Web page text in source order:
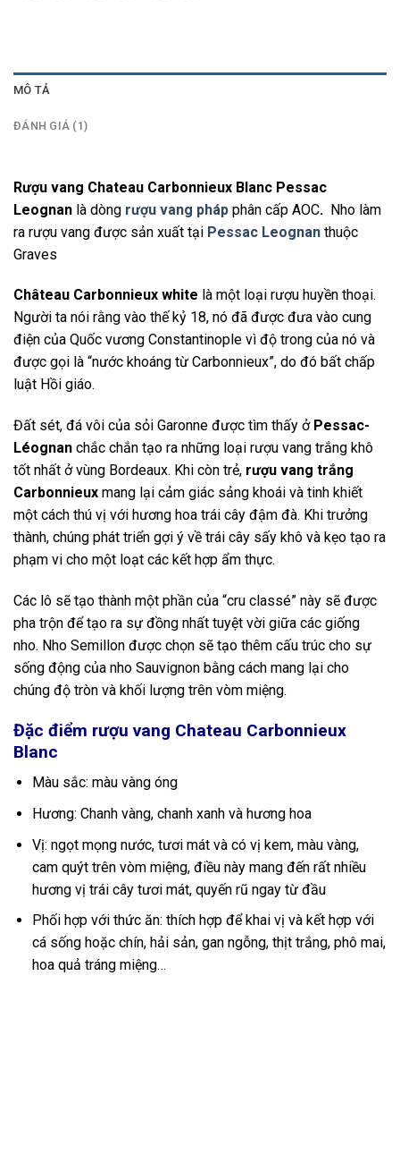
MÔ TẢ
ĐÁNH GIÁ (1)
Rượu vang Chateau Carbonnieux Blanc Pessac
Leognan là dòng rượu vang pháp phân cấp AOC. Nho làm
ra rượu vang được sản xuất tại Pessac Leognan thuộc
Graves
Château Carbonnieux white là một loại rượu huyền thoại.
Người ta nói rằng vào thế kỷ 18, nó đã được đưa vào cung
điện của Quốc vương Constantinople vì độ trong của nó và
được gọi là “nước khoáng từ Carbonnieux”, do đó bất chấp
luật Hồi giáo.
Đất sét, đá vôi của sỏi Garonne được tìm thấy ở Pessac-
Léognan chắc chắn tạo ra những loại rượu vang trắng khô
tốt nhất ở vùng Bordeaux. Khi còn trẻ, rượu vang trắng
Carbonnieux mang lại cảm giác sảng khoái và tinh khiết
một cách thú vị với hương hoa trái cây đậm đà. Khi trưởng
thành, chúng phát triển gợi ý về trái cây sấy khô và kẹo tạo ra
phạm vi cho một loạt các kết hợp ẩm thực.
Các lô sẽ tạo thành một phần của “cru classé” này sẽ được
pha trộn để tạo ra sự đồng nhất tuyệt vời giữa các giống
nho. Nho Semillon được chọn sẽ tạo thêm cấu trúc cho sự
sống động của nho Sauvignon bằng cách mang lại cho
chúng độ tròn và khối lượng trên vòm miệng.
Đặc điểm rượu vang Chateau Carbonnieux
Blanc
Màu sắc: màu vàng óng
Hương: Chanh vàng, chanh xanh và hương hoa
Vị: ngọt mọng nước, tươi mát và có vị kem, màu vàng,
cam quýt trên vòm miệng, điều này mang đến rất nhiều
hương vị trái cây tươi mát, quyến rũ ngay từ đầu
Phối hợp với thức ăn: thích hợp để khai vị và kết hợp với
cá sống hoặc chín, hải sản, gan ngỗng, thịt trắng, phô mai,
hoa quả tráng miệng…